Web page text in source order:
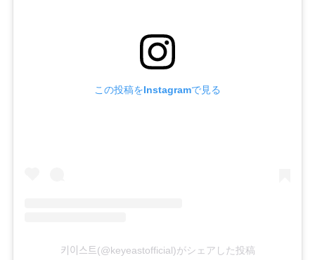
この投稿をInstagramで見る
키이스트(@keyeastofficial)がシェアした投稿